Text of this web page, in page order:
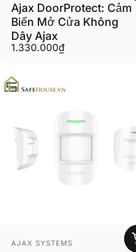
Ajax DoorProtect: Cảm
Biến Mở Cửa Không
Dây Ajax
1.330.000₫
Người bán:
AJAX SYSTEMS